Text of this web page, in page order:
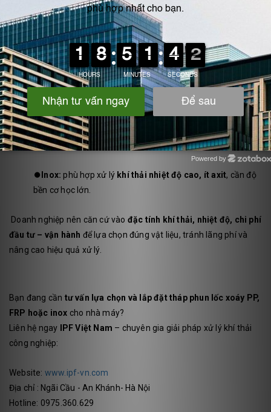
chính
chất, phân
bón
măng, luyện
kim
Kết luận – Nên chọn loại nào?
⏺️Nhựa PP:phù hợp môi trườngaxit – kiềm ăn mòn, chi
phí thấp, hệ thống nhỏ và trung bình.
⏺️FRP:lựa chọn tối ưu cho
hệ thống khí thải ăn mòn
mạnh, quy mô lớn, yêu cầu tuổi thọ cao.
⏺️ Inox: phù hợp xử lý khí thải nhiệt độ cao, ít axit, cần độ
bền cơ học lớn.
Doanh nghiệp nên căn cứ vào đặc tính khí thải, nhiệt độ, chi phí
đầu tư – vận hành để lựa chọn đúng vật liệu, tránh lãng phí và
nâng cao hiệu quả xử lý.
Bạn đang cần tư vấn lựa chọn và lắp đặt tháp phun lốc xoáy PP,
FRP hoặc inox cho nhà máy?
Liên hệ ngay
IPF Việt Nam – chuyên gia giải pháp xử lý khí thải
công nghiệp:
Website: www.ipf-vn.com
Địa chỉ : Ngãi Cầu - An Khánh- Hà Nội
Hotline: 0975.360.629
Powered by